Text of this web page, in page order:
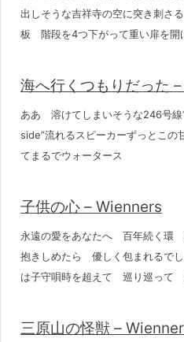
出しそうな吉祥寺の空に突き刺さ
板 階段を4つ下がって重い扉を開
海へ行くつもりだった
ああ 溶けてしまいそうな246号
side”流れるスピーカーずっとこの
てまるでウォータース
子供の心 – Wienners
永遠の愛をあなたへ 百年続く環
抱きしめたら 優しく包まれるで
は子守唄時を超えて 巡り巡って
三原山の怪獣 –